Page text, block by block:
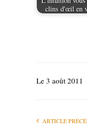
clins d'œil en
Le 3 août 2011
ARTICLE